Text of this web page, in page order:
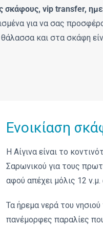
σκάφους, vip transfer,
για να σας
και στα σκάφη
Ενοικίαση
Η Αίγινα είναι το
Σαρωνικού για τους
αφού απέχει μόλις 12
Τα ήρεμα νερά του
πανέμορφες παραλίες